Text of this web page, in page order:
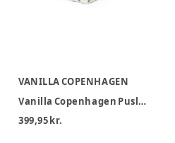
VANILLA COPENHAGEN
Vanilla Copenhagen Puslepude - Honeybee Happy
399,95 kr.